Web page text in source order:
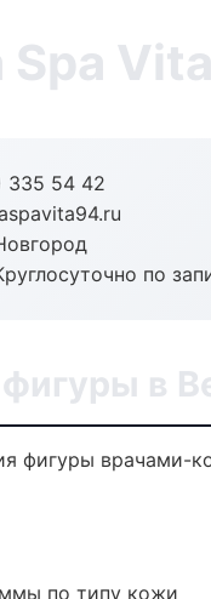
Spa Vita
335 54 42
по
в
фигуры врачами-
по типу кожи